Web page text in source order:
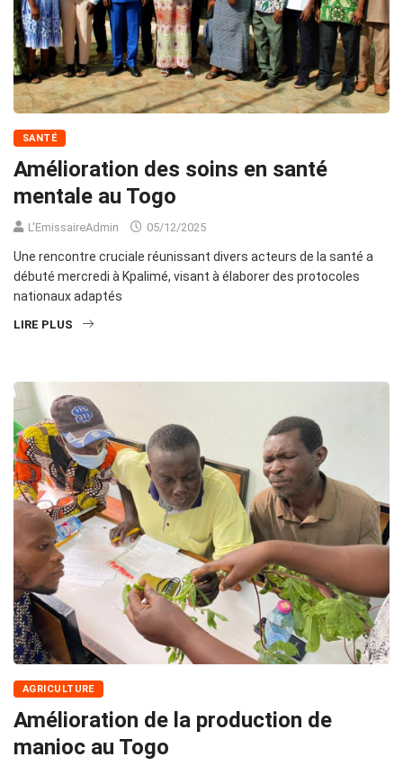
SANTÉ
Amélioration des soins en santé
mentale au Togo
L'EmissaireAdmin 05/12/2025
Une rencontre cruciale réunissant divers acteurs de la santé a
débuté mercredi à Kpalimé, visant à élaborer des protocoles
nationaux adaptés
LIRE PLUS
AGRICULTURE
Amélioration de la production de
manioc au Togo